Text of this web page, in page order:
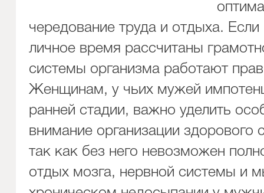
чередование труда и отдыха.
личное время рассчитаны
системы организма работают
Женщинам, у чьих мужей
ранней стадии, важно уделить
внимание организации здорового
так как без него невозможен
отдых мозга, нервной системы и